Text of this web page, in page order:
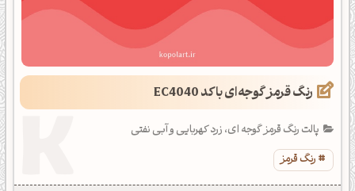
رنگ قرمز گوجه‌ای با کد EC4040
پالت رنگ قرمز گوجه ای، زرد کهربایی و آبی نفتی
رنگ قرمز